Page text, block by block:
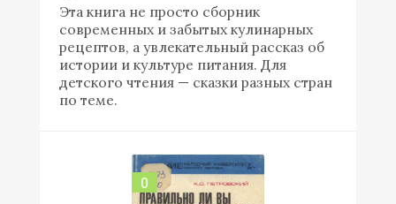
Эта книга не просто сборник
современных и забытых кулинарных
рецептов, а увлекательный рассказ об
истории и культуре питания. Для
детского чтения — сказки разных стран
по теме.
0